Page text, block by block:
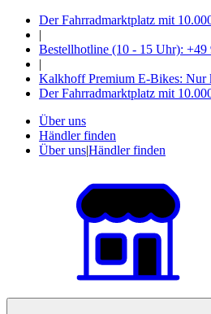
Der Fahrradmarktplatz mit
|
Bestellhotline (10 - 15 Uhr): +49
|
Kalkhoff Premium E-Bikes: Nur
Der Fahrradmarktplatz mit
Über uns
Händler finden
Über uns|Händler finden